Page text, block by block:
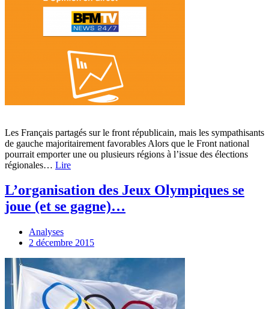
Les Français partagés sur le front républicain, mais les sympathisants
de gauche majoritairement favorables Alors que le Front national
pourrait emporter une ou plusieurs régions à l’issue des élections
régionales… Lire
L’organisation des Jeux Olympiques se
joue (et se gagne)…
Analyses
2 décembre 2015